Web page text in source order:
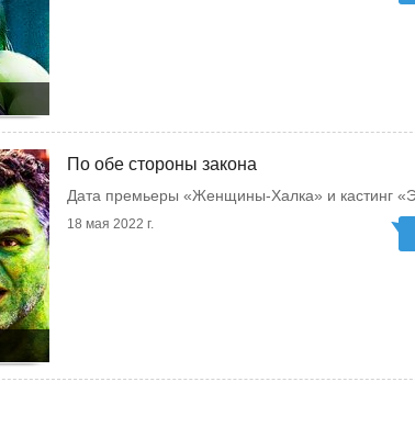
По обе стороны закона
Дата премьеры «Женщины-Халка» и кастинг
18 мая 2022 г.